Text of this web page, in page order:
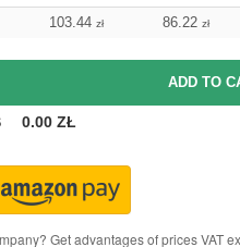
103.44 zł 86.22 zł
0.00 ZŁ
Get advantages of prices VAT